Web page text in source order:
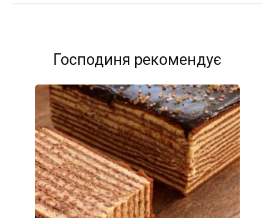
Господиня рекомендує